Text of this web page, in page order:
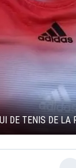
DE TENIS DE LA